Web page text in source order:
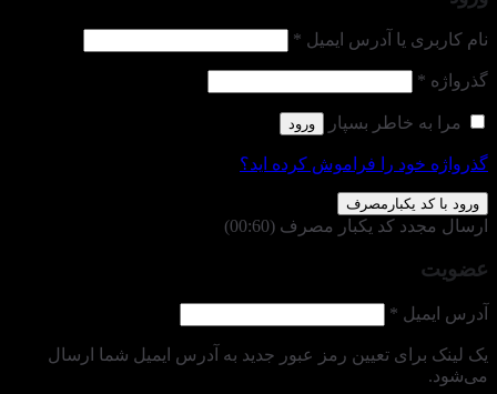
نام کاربری یا آدرس ایمیل *
گذرواژه *
مرا به خاطر بسپار ورود
گذرواژه خود را فراموش کرده اید؟
ورود با کد یکبارمصرف
ارسال مجدد کد یکبار مصرف (00:
60
)
عضویت
آدرس ایمیل *
یک لینک برای تعیین رمز عبور جدید به آدرس ایمیل شما ارسال
می‌شود.